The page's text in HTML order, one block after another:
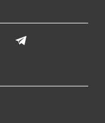
LinkedIn